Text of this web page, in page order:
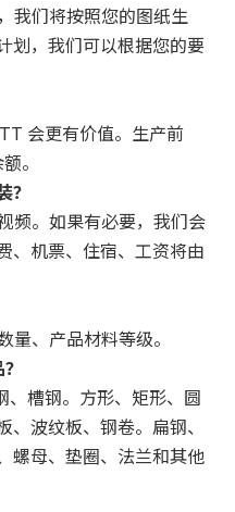
我们将按照您的图纸生
划，我们可以根据您的要
会更有价值。生产前
。
？
频。如果有必要，我们会
、机票、住宿、工资将由
量、产品材料等级。
、槽钢。方形、矩形、圆
波纹板、钢卷。扁钢、
螺母、垫圈、法兰和其他